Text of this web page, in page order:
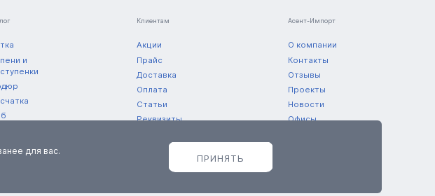
и
Клиентам
Акции
Прайс
Доставка
Оплата
Статьи
Реквизиты
Асент-Импорт
О компании
Контакты
Отзывы
Проекты
Новости
Офисы
© 2011 — 2026 ООО «Асент-Импорт»
для вас.
ПРИНЯТЬ